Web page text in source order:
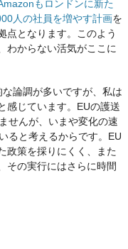
もロンドンに新た
人の社員を増やす計画を
点となります。このよう
わからない活気がここに
論調が多いですが、私は
感じています。EUの護送
せんが、いまや変化の速
ると考えるからです。EU
政策を採りにくく、また
その実行にはさらに時間